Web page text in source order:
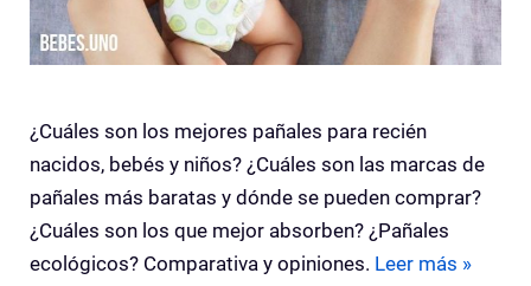
¿Cuáles son los mejores pañales para recién
nacidos, bebés y niños? ¿Cuáles son las marcas de
pañales más baratas y dónde se pueden comprar?
¿Cuáles son los que mejor absorben? ¿Pañales
ecológicos? Comparativa y opiniones. Leer más »